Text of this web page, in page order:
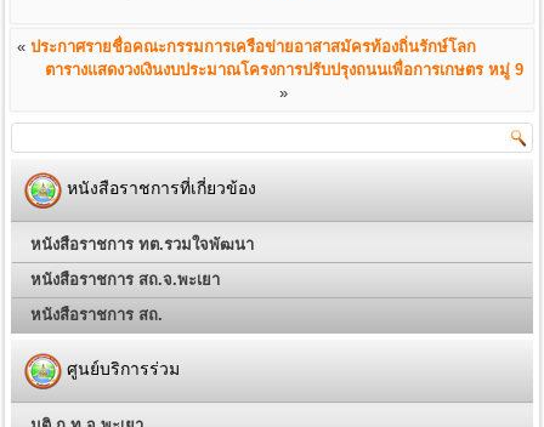
«ประกาศรายชื่อคณะกรรมการเครือข่ายอาสาสมัครท้องถิ่นรักษ์โลก
ตารางแสดงวงเงินงบประมาณโครงการปรับปรุงถนนเพื่อการเกษตร หมู่ 9
»
หนังสือราชการที่เกี่ยวข้อง
หนังสือราชการ ทต.รวมใจพัฒนา
หนังสือราชการ สถ.จ.พะเยา
หนังสือราชการ สถ.
ศูนย์บริการร่วม